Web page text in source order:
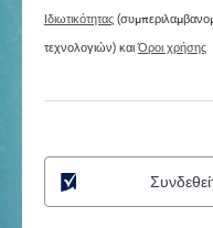
Ιδιωτικότητας
τεχνολογιών) καιΌροι χρήσης